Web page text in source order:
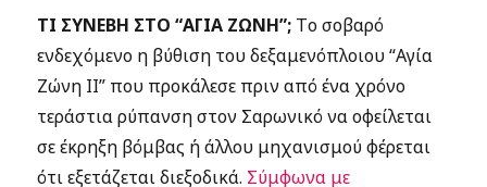
ΤΙ ΣΥΝΕΒΗ ΣΤΟ “ΑΓΙΑ ΖΩΝΗ”; Tο σοβαρό
ενδεχόμενο η βύθιση του δεξαμενόπλοιου “Αγία
Ζώνη ΙΙ” που προκάλεσε πριν από ένα χρόνο
τεράστια ρύπανση στον Σαρωνικό να οφείλεται
σε έκρηξη βόμβας ή άλλου μηχανισμού φέρεται
ότι εξετάζεται διεξοδικά. Σύμφωνα με